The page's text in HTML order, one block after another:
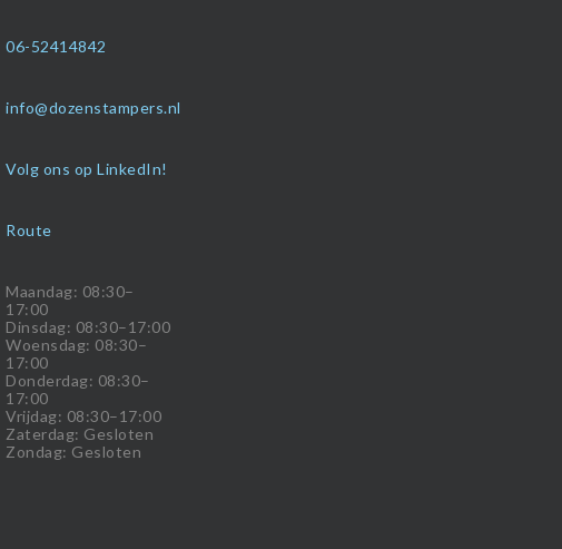
06-52414842
info@dozenstampers.nl
Volg ons op LinkedIn!
Route
Maandag: 08:30–
17:00
Dinsdag: 08:30–17:00
Woensdag: 08:30–
17:00
Donderdag: 08:30–
17:00
Vrijdag: 08:30–17:00
Zaterdag: Gesloten
Zondag: Gesloten